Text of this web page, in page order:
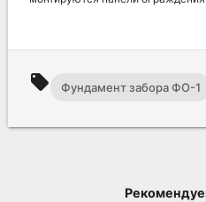
local_offer Фундамент забора ФО-1